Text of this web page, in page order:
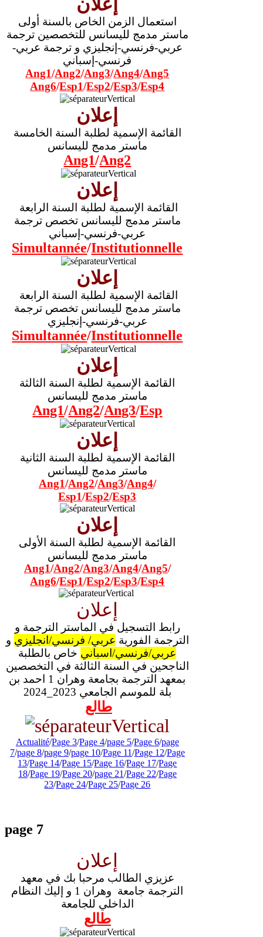
استعمال الزمن الخاص بالسنة أولى
ماستر مدمج لليسانس للتخصصين ترجمة
عربي-فرنسي-إنجليزي و ترجمة عربي-
فرنسي-إسباني
Ang1/Ang2/Ang3/Ang4/Ang5
Ang6/Esp1/Esp2/Esp3/Esp4
إعلان
القائمة الإسمية لطلبة السنة الخامسة
ماستر مدمج لليسانس
Ang1/Ang2
إعلان
ماستر مدمج لليسانس تخصص ترجمة
عربي-فرنسي-إسباني
Simultannée/Institutionnelle
إعلان
ماستر مدمج لليسانس تخصص ترجمة
عربي-فرنسي-إنجليزي
Simultannée/Institutionnelle
إعلان
القائمة الإسمية لطلبة السنة الثالثة
ماستر مدمج لليسانس
Ang1/Ang2/Ang3/Esp
إعلان
القائمة الإسمية لطلبة السنة الثانية
ماستر مدمج لليسانس
Ang1/Ang2/Ang3/Ang4/
Esp1/Esp2/Esp3
إعلان
القائمة الإسمية لطلبة السنة الأولى
ماستر مدمج لليسانس
Ang1/Ang2/Ang3/Ang4/Ang5/
Ang6/Esp1/Esp2/Esp3/Esp4
إعلان
رابط التسجيل في الماستر الترجمة و
الترجمة الفورية عربي/ فرنسي/انجليزي و
عربي/فرنسي/اسباني خاص بالطلبة
الناجحين في السنة الثالثة في التخصصين
بمعهد الترجمة بجامعة وهران 1 احمد بن
بلة للموسم الجامعي 2023_2024
طالع
Actualité/Page 3/Page 4/page 5/Page 6/page
7/page 8/page 9/page 10/Page 11/Page 12/Page
13/Page 14/Page 15/Page 16/Page 17/Page
18/Page 19/Page 20/page 21/Page 22/Page
23/Page 24/Page 25/Page 26
page 7
إعلان
عزيزي الطالب مرحبا بك في معهد
الترجمة جامعة وهران 1 و إليك النظام
الداخلي للجامعة
طالع